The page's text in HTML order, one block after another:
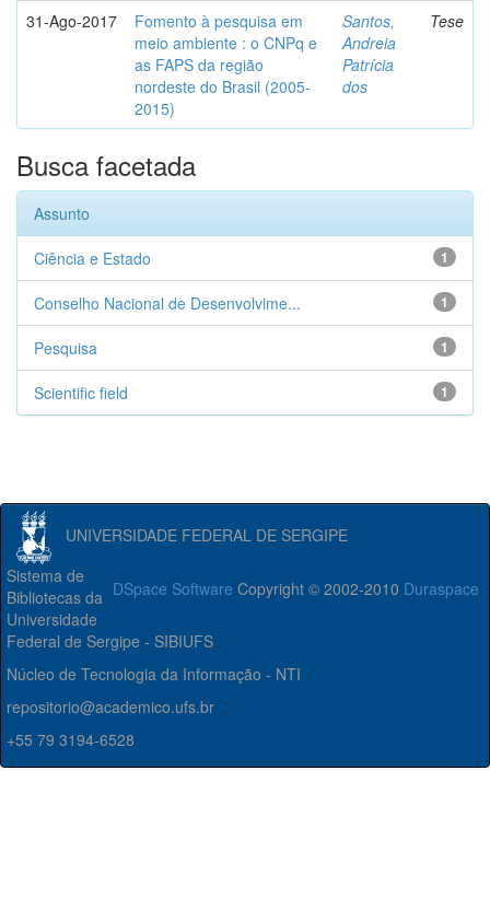
31-Ago-2017
Fomento à pesquisa em
meio ambiente : o CNPq e
as FAPS da região
nordeste do Brasil (2005-
2015)
Santos,
Andreia
Patrícia
dos
Tese
Busca facetada
Assunto
1
Ciência e Estado
1
Conselho Nacional de Desenvolvime...
1
Pesquisa
1
Scientific field
UNIVERSIDADE FEDERAL DE SERGIPE
DSpace Software Copyright © 2002-2010 Duraspace
Sistema de
Bibliotecas da
Universidade
Federal de Sergipe - SIBIUFS
Núcleo de Tecnologia da Informação - NTI
repositorio@academico.ufs.br
+55 79 3194-6528